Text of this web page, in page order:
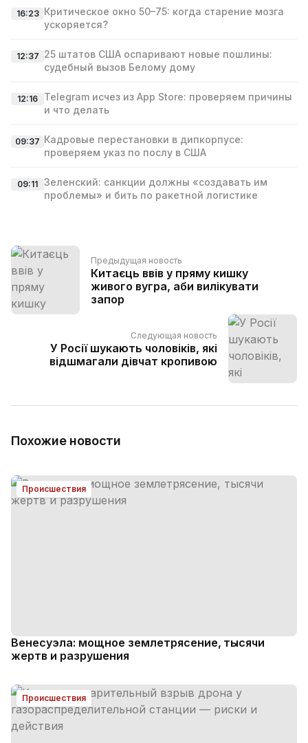
16:23 Критическое окно 50–75: когда старение мозга
ускоряется?
12:37 25 штатов США оспаривают новые пошлины:
судебный вызов Белому дому
12:16
Telegram исчез из App Store: проверяем причины
и что делать
09:37 Кадровые перестановки в дипкорпусе:
проверяем указ по послу в США
09:11 Зеленский: санкции должны «создавать им
проблемы» и бить по ракетной логистике
Предыдущая новость
Китаєць ввів у пряму кишку
живого вугра, аби вилікувати
запор
Следующая новость
У Росії шукають чоловіків, які
відшмагали дівчат кропивою
Похожие новости
Происшествия
Венесуэла: мощное землетрясение, тысячи
жертв и разрушения
Происшествия